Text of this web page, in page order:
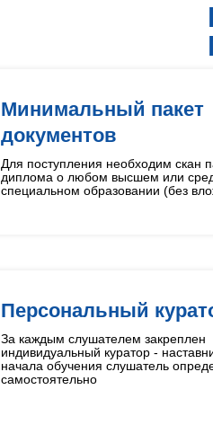
Минимальный пакет
документов
Для поступления необходим скан
диплома о любом высшем или
специальном образовании (без
Персональный
За каждым слушателем закреплен
индивидуальный куратор -
начала обучения слушатель
самостоятельно